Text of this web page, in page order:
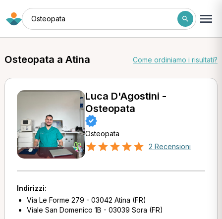
Osteopata
Osteopata a Atina Come ordiniamo i risultati?
Luca D'Agostini -
Osteopata
Osteopata
2 Recensioni
Indirizzi:
Via Le Forme 279 - 03042 Atina (FR)
Viale San Domenico 1B - 03039 Sora (FR)